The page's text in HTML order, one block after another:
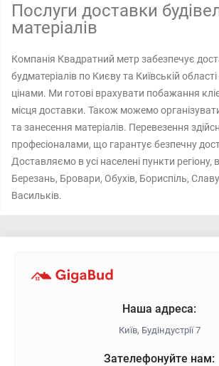
Послуги доставки
матеріалів
Компанія Квадратний метр забезпечує
будматеріалів по Києву та Київській
цінами. Ми готові врахувати побажання
місця доставки. Також можемо
та занесення матеріалів. Перевезення
професіоналами, що гарантує безпечну
Доставляємо в усі населені пункти регіону,
Березань, Бровари, Обухів, Бориспіль,
Васильків.
Наша адреса:
Київ, Будіндустрії 7
Зателефонуйте нам: